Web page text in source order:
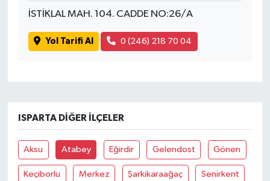
İSTİKLAL MAH. 104. CADDE NO:26/A
Yol Tarifi Al 0 (246) 218 70 04
ISPARTA DIĞER İLÇELER
Aksu Atabey Eğirdir Gelendost Gönen
Keçiborlu Merkez Şarkikaraağaç Senirkent